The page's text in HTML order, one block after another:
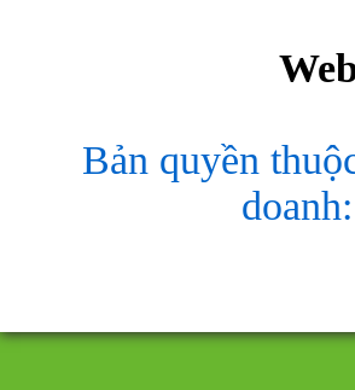
Bản quyền